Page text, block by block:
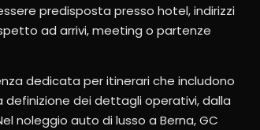
predisposta presso hotel, indirizzi
ad arrivi, meeting o partenze
dedicata per itinerari che includono
definizione dei dettagli operativi, dalla
noleggio auto di lusso a Berna, GC